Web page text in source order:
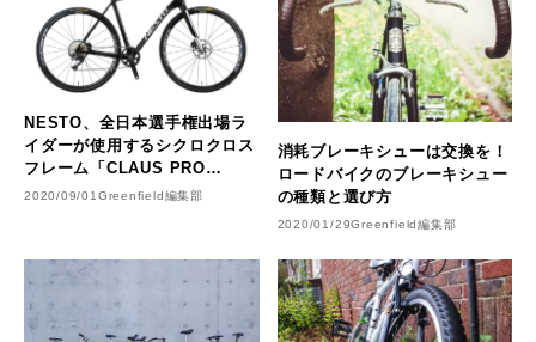
NESTO、全日本選手権出場ラ
イダーが使用するシクロクロス
フレーム「CLAUS PRO
FrameSet」新発売
2020/09/01 Greenfield編集部
消耗ブレーキシューは交換を！
ロードバイクのブレーキシュー
の種類と選び方
2020/01/29Greenfield編集部